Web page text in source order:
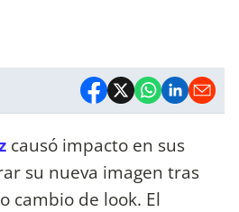
causó impacto en sus
su nueva imagen tras
cambio de look. El